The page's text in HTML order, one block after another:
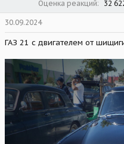
Оценка реакций
32
30.09.2024
ГАЗ 21 с двигателем от